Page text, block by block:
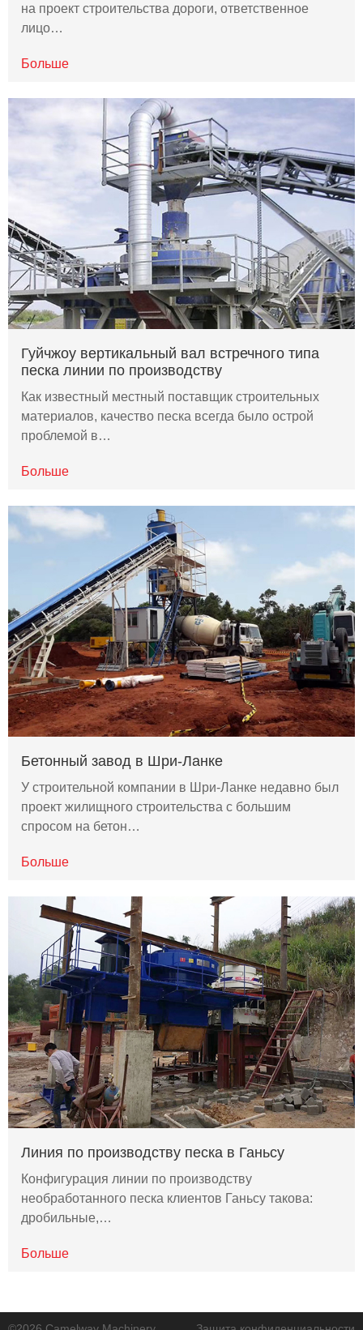
на проект строительства дороги, ответственное
лицо…
Больше
Гуйчжоу вертикальный вал встречного типа
песка линии по производству
Как известный местный поставщик строительных
материалов, качество песка всегда было острой
проблемой в…
Больше
Бетонный завод в Шри-Ланке
У строительной компании в Шри-Ланке недавно был
проект жилищного строительства с большим
спросом на бетон…
Больше
Линия по производству песка в Ганьсу
Конфигурация линии по производству
необработанного песка клиентов Ганьсу такова:
дробильные,…
Больше